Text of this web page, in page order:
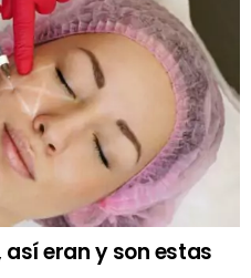
eran y son estas